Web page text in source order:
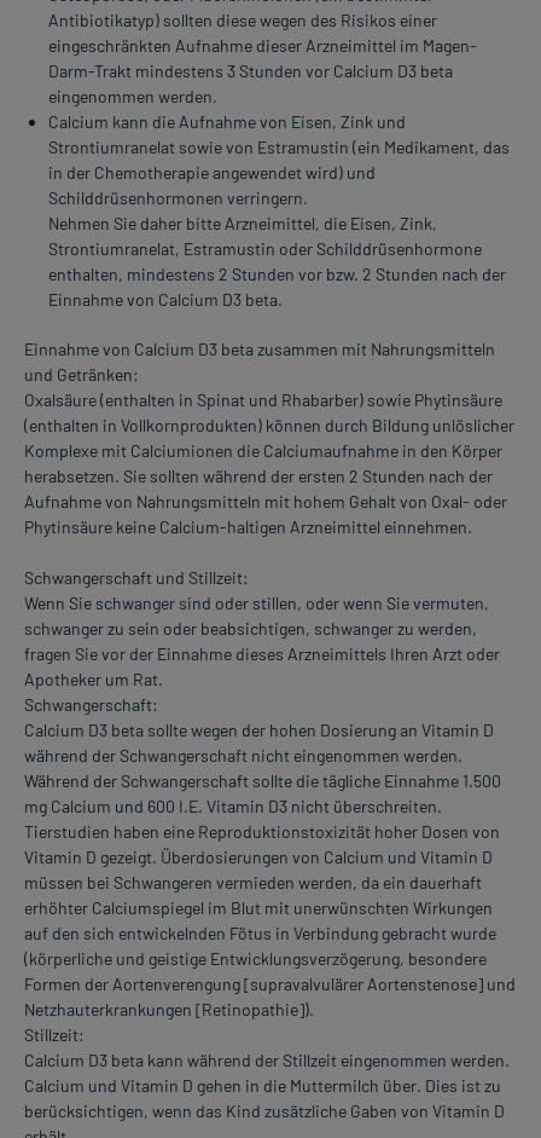
Antibiotikatyp) sollten diese wegen des Risikos einer
eingeschränkten Aufnahme dieser Arzneimittel im Magen-
Darm-Trakt mindestens 3 Stunden vor Calcium D3 beta
eingenommen werden.
Calcium kann die Aufnahme von Eisen, Zink und
Strontiumranelat sowie von Estramustin (ein Medikament, das
in der Chemotherapie angewendet wird) und
Schilddrüsenhormonen verringern.
Nehmen Sie daher bitte Arzneimittel, die Eisen, Zink,
Strontiumranelat, Estramustin oder Schilddrüsenhormone
enthalten, mindestens 2 Stunden vor bzw. 2 Stunden nach der
Einnahme von Calcium D3 beta.
Einnahme von Calcium D3 beta zusammen mit Nahrungsmitteln
und Getränken:
Oxalsäure (enthalten in Spinat und Rhabarber) sowie Phytinsäure
(enthalten in Vollkornprodukten) können durch Bildung unlöslicher
Komplexe mit Calciumionen die Calciumaufnahme in den Körper
herabsetzen. Sie sollten während der ersten 2 Stunden nach der
Aufnahme von Nahrungsmitteln mit hohem Gehalt von Oxal- oder
Phytinsäure keine Calcium-haltigen Arzneimittel einnehmen.
Schwangerschaft und Stillzeit:
Wenn Sie schwanger sind oder stillen, oder wenn Sie vermuten,
schwanger zu sein oder beabsichtigen, schwanger zu werden,
fragen Sie vor der Einnahme dieses Arzneimittels Ihren Arzt oder
Apotheker um Rat.
Schwangerschaft:
Calcium D3 beta sollte wegen der hohen Dosierung an Vitamin D
während der Schwangerschaft nicht eingenommen werden.
Während der Schwangerschaft sollte die tägliche Einnahme 1.500
mg Calcium und 600 I.E. Vitamin D3 nicht überschreiten.
Tierstudien haben eine Reproduktionstoxizität hoher Dosen von
Vitamin D gezeigt. Überdosierungen von Calcium und Vitamin D
müssen bei Schwangeren vermieden werden, da ein dauerhaft
erhöhter Calciumspiegel im Blut mit unerwünschten Wirkungen
auf den sich entwickelnden Fötus in Verbindung gebracht wurde
(körperliche und geistige Entwicklungsverzögerung, besondere
Formen der Aortenverengung [supravalvulärer Aortenstenose] und
Netzhauterkrankungen [Retinopathie]).
Stillzeit:
Calcium D3 beta kann während der Stillzeit eingenommen werden.
Calcium und Vitamin D gehen in die Muttermilch über. Dies ist zu
berücksichtigen, wenn das Kind zusätzliche Gaben von Vitamin D